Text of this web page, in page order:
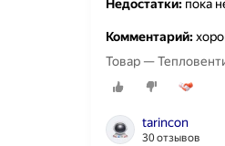
Недостатки: пока
Комментарий:
Товар —
tarincon
30 отзывов